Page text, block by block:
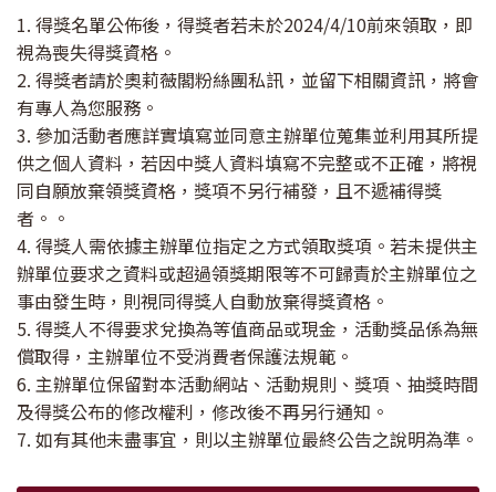
1. 得獎名單公佈後，得獎者若未於2024/4/10前來領取，即
視為喪失得獎資格。
2. 得獎者請於奧莉薇閣粉絲團私訊，並留下相關資訊，將會
有專人為您服務。
3. 參加活動者應詳實填寫並同意主辦單位蒐集並利用其所提
供之個人資料，若因中獎人資料填寫不完整或不正確，將視
同自願放棄領獎資格，獎項不另行補發，且不遞補得獎
者。。
4. 得獎人需依據主辦單位指定之方式領取獎項。若未提供主
辦單位要求之資料或超過領獎期限等不可歸責於主辦單位之
事由發生時，則視同得獎人自動放棄得獎資格。
5. 得獎人不得要求兌換為等值商品或現金，活動獎品係為無
償取得，主辦單位不受消費者保護法規範。
6. 主辦單位保留對本活動網站、活動規則、獎項、抽獎時間
及得獎公布的修改權利，修改後不再另行通知。
7. 如有其他未盡事宜，則以主辦單位最終公告之說明為準。